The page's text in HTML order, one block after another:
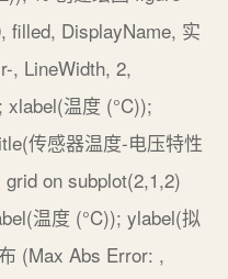
filled, DisplayName, 实
, LineWidth, 2,
温度 (°C));
传感器温度-电压特性
on subplot(2,1,2)
温度 (°C)); ylabel(拟
(Max Abs Error: ,